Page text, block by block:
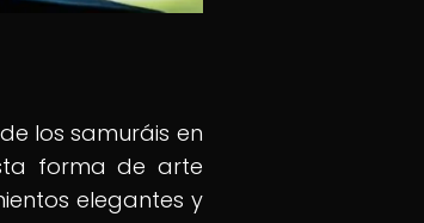
los samuráis en
forma de arte
elegantes y